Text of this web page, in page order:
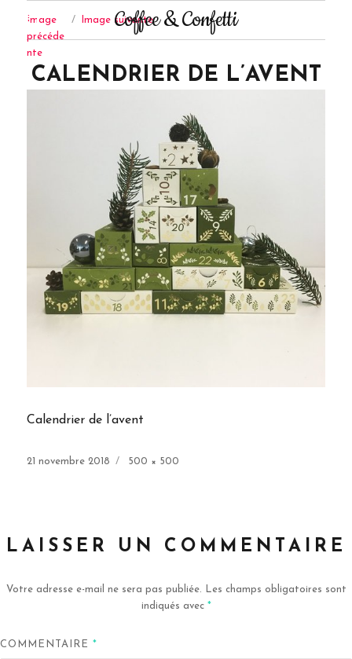
Coffee & Confetti
Image
précéde
nte
Image suivante
CALENDRIER DE L’AVENT
Calendrier de l’avent
Publié
21 novembre 2018
Taille
500 × 500
LAISSER UN COMMENTAIRE
Votre adresse e-mail ne sera pas publiée.
Les champs obligatoires sont
indiqués avec *
COMMENTAIRE *